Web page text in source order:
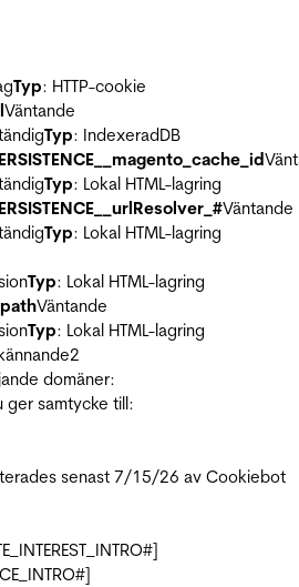
Typ: HTTP-cookie
Väntande
Typ: IndexeradDB
Typ: Lokal HTML-lagring
Väntande
Typ: Lokal HTML-lagring
Typ: Lokal HTML-lagring
Väntande
Typ: Lokal HTML-lagring
2
domäner:
ger samtycke till:
senast 7/15/26 av Cookiebot